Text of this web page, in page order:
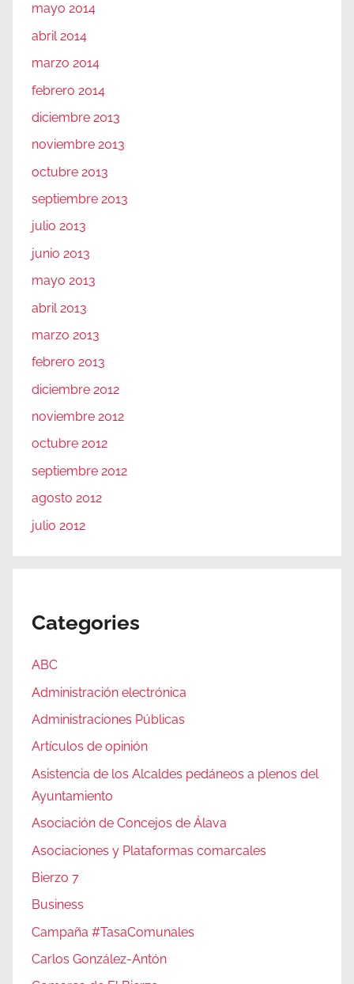
mayo 2014
abril 2014
marzo 2014
febrero 2014
diciembre 2013
noviembre 2013
octubre 2013
septiembre 2013
julio 2013
junio 2013
mayo 2013
abril 2013
marzo 2013
febrero 2013
diciembre 2012
noviembre 2012
octubre 2012
septiembre 2012
agosto 2012
julio 2012
Categories
ABC
Administración electrónica
Administraciones Públicas
Artículos de opinión
Asistencia de los Alcaldes pedáneos a plenos del
Ayuntamiento
Asociación de Concejos de Álava
Asociaciones y Plataformas comarcales
Bierzo 7
Business
Campaña #TasaComunales
Carlos González-Antón